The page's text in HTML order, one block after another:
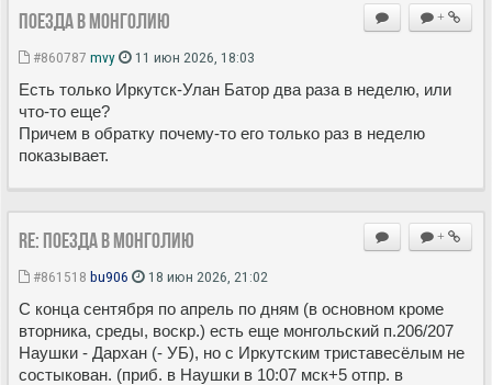
+
Поезда в Монголию
#860787 mvy 11 июн 2026, 18:03
Есть только Иркутск-Улан Батор два раза в неделю, или
что-то еще?
Причем в обратку почему-то его только раз в неделю
показывает.
+
Re: Поезда в Монголию
#861518 bu906 18 июн 2026, 21:02
С конца сентября по апрель по дням (в основном кроме
вторника, среды, воскр.) есть еще монгольский п.206/207
Наушки - Дархан (- УБ), но с Иркутским триставесёлым не
состыкован. (приб. в Наушки в 10:07 мск+5 отпр. в